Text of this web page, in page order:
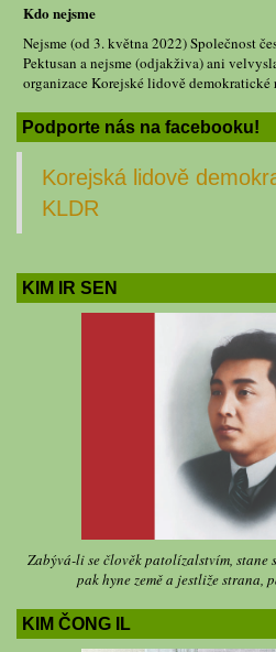
Kdo nejsme
Nejsme (od 3. května 2022) Společnost
Pektusan a nejsme (odjakživa) ani
organizace Korejské lidově
Podporte nás na facebooku!
Korejská lidově
KLDR
KIM IR SEN
Zabývá-li se člověk patolízalstvím, stane
pak hyne země a jestliže strana,
KIM ČONG IL